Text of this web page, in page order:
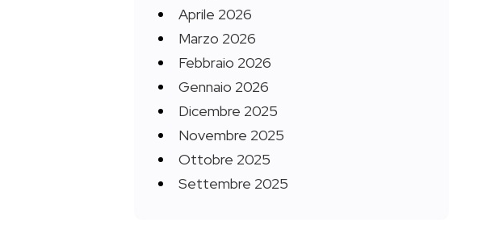
Aprile 2026
Marzo 2026
Febbraio 2026
Gennaio 2026
Dicembre 2025
Novembre 2025
Ottobre 2025
Settembre 2025